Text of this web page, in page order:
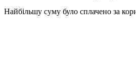
Найбільшу суму було сплачено за